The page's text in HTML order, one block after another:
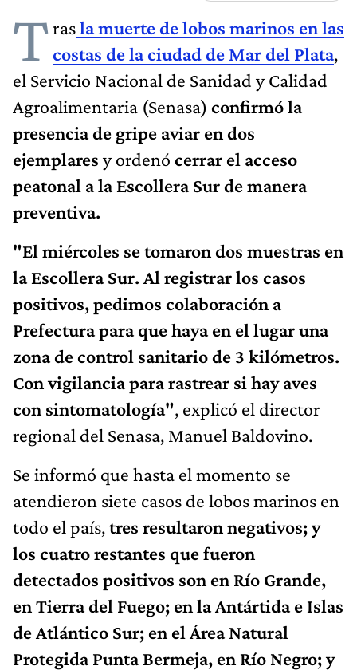
Trasla muerte de lobos marinos en las
costas de la ciudad de Mar del Plata,
el Servicio Nacional de Sanidad y Calidad
Agroalimentaria (Senasa) confirmó la
presencia de gripe aviar en dos
ejemplares y ordenó cerrar el acceso
peatonal a la Escollera Sur de manera
preventiva.
"El miércoles se tomaron dos muestras en
la Escollera Sur. Al registrar los casos
positivos, pedimos colaboración a
Prefectura para que haya en el lugar una
zona de control sanitario de 3 kilómetros.
Con vigilancia para rastrear si hay aves
con sintomatología", explicó el director
regional del Senasa, Manuel Baldovino.
Se informó que hasta el momento se
atendieron siete casos de lobos marinos en
todo el país,tres resultaron negativos; y
los cuatro restantes que fueron
detectados positivos son en Río Grande,
en Tierra del Fuego; en la Antártida e Islas
de Atlántico Sur; en el Área Natural
Protegida Punta Bermeja, en Río Negro; y